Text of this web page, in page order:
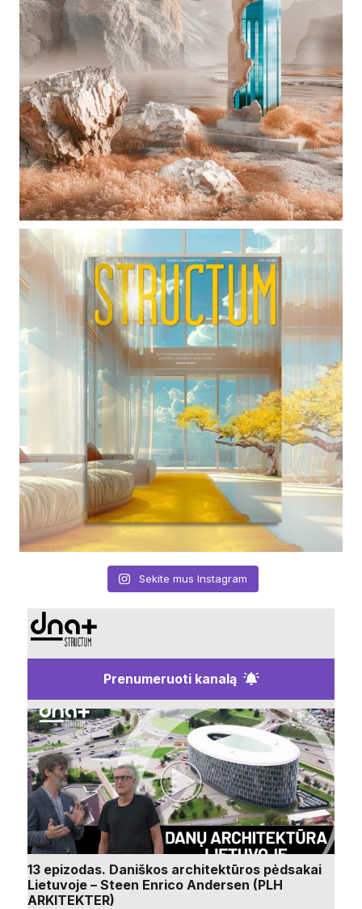
Sekite mus Instagram
Prenumeruoti kanalą
13 epizodas. Daniškos architektūros pėdsakai
Lietuvoje – Steen Enrico Andersen (PLH
ARKITEKTER)